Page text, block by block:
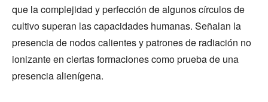
que la complejidad y perfección de algunos círculos de
cultivo superan las capacidades humanas. Señalan la
presencia de nodos calientes y patrones de radiación no
ionizante en ciertas formaciones como prueba de una
presencia alienígena.